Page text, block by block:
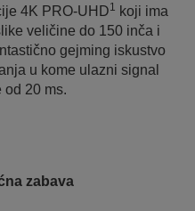
4K PRO-UHD1 koji ima
veličine do 150 inča i
gejming iskustvo
u kome ulazni signal
od 20 ms.
zabava